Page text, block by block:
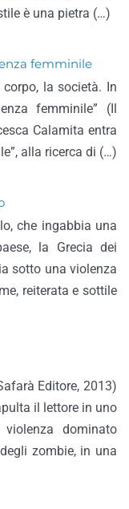
è una pietra (…)
femminile
la società. In
femminile” (Il
Calamita entra
alla ricerca di (…)
che ingabbia una
la Grecia dei
sotto una violenza
reiterata e sottile
Editore, 2013)
il lettore in uno
dominato
zombie, in una